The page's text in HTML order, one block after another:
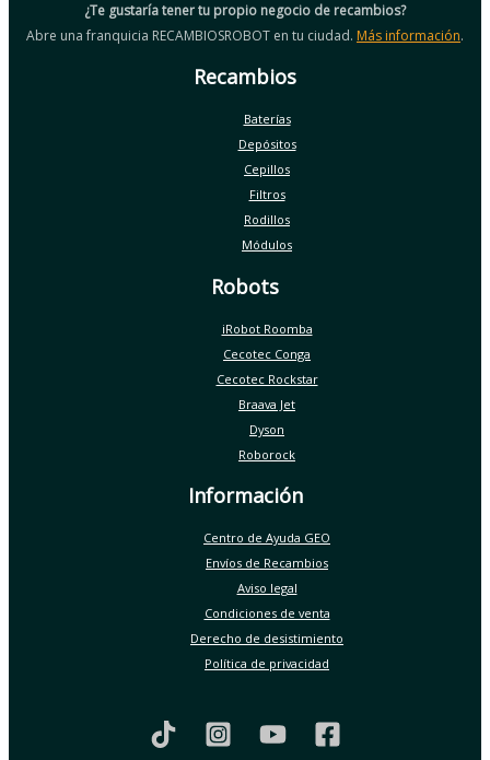
¿Te gustaría tener tu propio negocio de recambios?
Abre una franquicia RECAMBIOSROBOT en tu ciudad. Más información.
Recambios
Baterías
Depósitos
Cepillos
Filtros
Rodillos
Módulos
Robots
iRobot Roomba
Cecotec Conga
Cecotec Rockstar
Braava Jet
Dyson
Roborock
Información
Centro de Ayuda GEO
Envíos de Recambios
Aviso legal
Condiciones de venta
Derecho de desistimiento
Política de privacidad